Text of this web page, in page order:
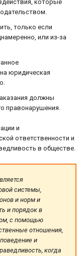
которые
только если
или из-за
юридическая
должны
правонарушения.
и
ответственности и
в обществе.
системы,
и норм и
и порядок в
с помощью
отношения,
и
когда